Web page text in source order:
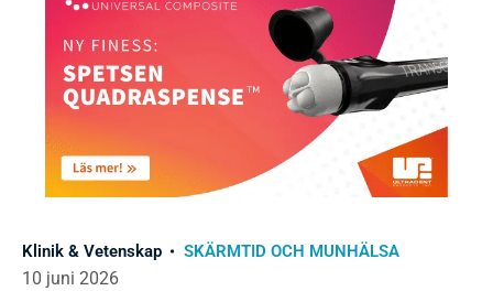
Klinik & Vetenskap SKÄRMTID OCH MUNHÄLSA
10 juni 2026